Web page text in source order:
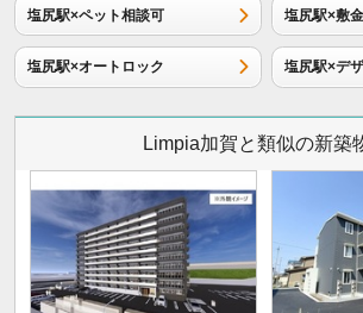
塩尻駅×ペット相談可 塩尻駅×敷
塩尻駅×オートロック 塩尻駅×デ
Limpia加賀と類似の新築